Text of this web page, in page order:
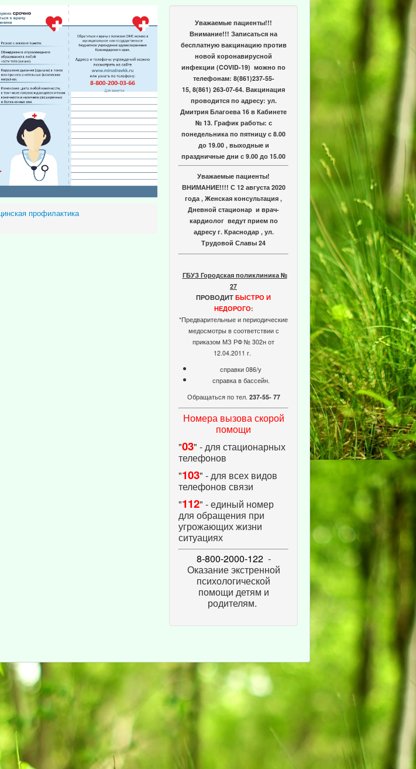
профилактика
Уважаемые пациенты!!!
Внимание!!! Записаться на
бесплатную вакцинацию против
новой коронавирусной
инфекции (COVID-19) можно по
телефонам: 8(861)237-55-
15, 8(861) 263-07-64. Вакцинация
проводится по адресу: ул.
Дмитрия Благоева 16 в Кабинете
№ 13. График работы: с
понедельника по пятницу с 8.00
до 19.00 , выходные и
праздничные дни с 9.00 до 15.00
Уважаемые пациенты!
ВНИМАНИЕ!!!! С 12 августа 2020
года , Женская консультация ,
Дневной стационар и врач-
кардиолог ведут прием по
адресу г. Краснодар , ул.
Трудовой Славы 24
ГБУЗ Городская поликлиника №
27
ПРОВОДИТ БЫСТРО И
НЕДОРОГО:
*Предварительные и периодические
медосмотры в соответствии с
приказом МЗ РФ № 302н от
12.04.2011 г.
справки 086/у
справка в бассейн.
Обращаться по тел. 237-55- 77
Номера вызова скорой
помощи
"03" - для стационарных
телефонов
"103" - для всех видов
телефонов связи
"112" - единый номер
для обращения при
угрожающих жизни
ситуациях
8-800-2000-122-
Оказание экстренной
психологической
помощи детям и
родителям.